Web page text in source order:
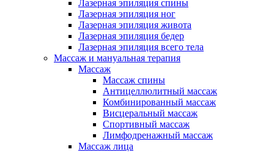
Лазерная эпиляция спины
Лазерная эпиляция ног
Лазерная эпиляция живота
Лазерная эпиляция бедер
Лазерная эпиляция всего тела
Массаж и мануальная терапия
Массаж
Массаж спины
Антицеллюлитный массаж
Комбинированный массаж
Висцеральный массаж
Спортивный массаж
Лимфодренажный массаж
Массаж лица